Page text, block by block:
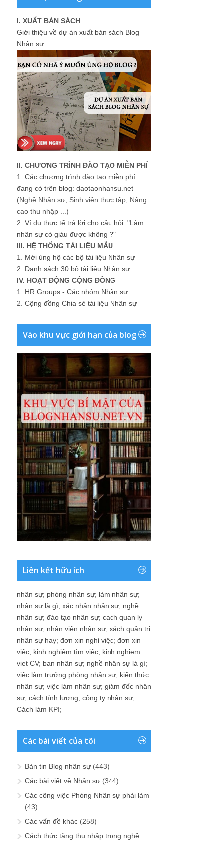
I. XUẤT BẢN SÁCH
Giới thiệu về dự án xuất bản sách Blog
Nhân sự
II. CHƯƠNG TRÌNH ĐÀO TẠO MIỄN PHÍ
1. Các chương trình đào tạo miễn phí
đang có trên blog: daotaonhansu.net
(Nghề Nhân sự, Sinh viên thực tập, Nâng
cao thu nhập ...)
2. Ví dụ thực tế trả lời cho câu hỏi: "Làm
nhân sự có giàu được không ?"
III. HỆ THỐNG TÀI LIỆU MẪU
1. Mời ủng hộ các bộ tài liệu Nhân sự
2. Danh sách 30 bộ tài liệu Nhân sự
IV. HOẠT ĐỘNG CỘNG ĐỒNG
1. HR Groups - Các nhóm Nhân sự
2. Cộng đồng Chia sẻ tài liệu Nhân sự
Vào khu vực giới hạn của blog
Liên kết hữu ích
nhân sự; phòng nhân sự; làm nhân sự;
nhân sự là gì; xác nhận nhân sự; nghề
nhân sự; đào tạo nhân sự; cach quan ly
nhân sự; nhân viên nhân sự; sách quản trị
nhân sự hay; đơn xin nghỉ việc; đơn xin
việc; kinh nghiệm tìm việc; kinh nghiem
viet CV; ban nhân sự; nghề nhân sự là gì;
việc làm trưởng phòng nhân sự; kiến thức
nhân sự; việc làm nhân sự; giám đốc nhân
sự; cách tính lương; công ty nhân sự;
Cách làm KPI;
Các bài viết của tôi
Bản tin Blog nhân sự (443)
Các bài viết về Nhân sự (344)
Các công việc Phòng Nhân sự phải làm
(43)
Các vấn đề khác (258)
Cách thức tăng thu nhập trong nghề